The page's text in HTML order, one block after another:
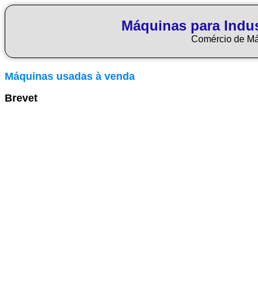
Máquinas para
Comércio de
Máquinas usadas à venda
Brevet